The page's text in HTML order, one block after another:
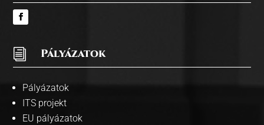
i Pályázatok
Pályázatok
ITS projekt
EU pályázatok